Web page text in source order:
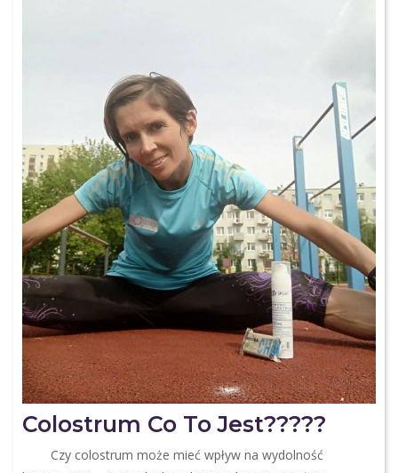
Colostrum Co To Jest?????
Czy colostrum może mieć wpływ na wydolność